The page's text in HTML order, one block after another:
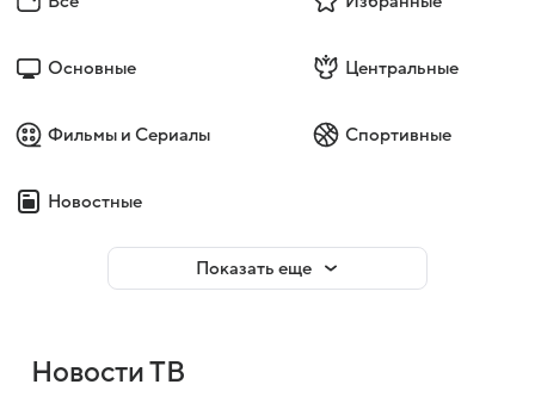
Основные Центральные
Фильмы и Сериалы Спортивные
Новостные
Показать еще
Новости ТВ